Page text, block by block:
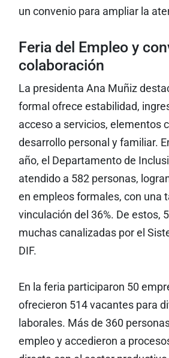
un convenio para ampliar la
Feria del Empleo y
colaboración
La presidenta Ana Muñiz
formal ofrece estabilidad,
acceso a servicios, elementos
desarrollo personal y familiar.
año, el Departamento de
atendido a 582 personas,
en empleos formales, con una
vinculación del 36%. De estos,
muchas canalizadas por el
DIF.
En la feria participaron 50
ofrecieron 514 vacantes para
laborales. Más de 360
empleo y accedieron a